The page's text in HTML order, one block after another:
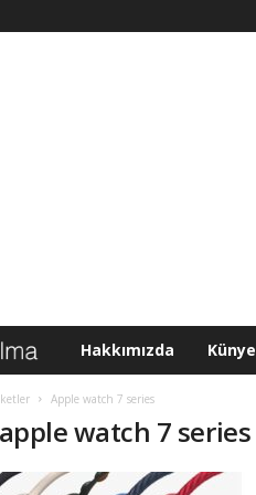
i
h
Hakkımızda Künye
Apple watch 7 series
watch 7 series